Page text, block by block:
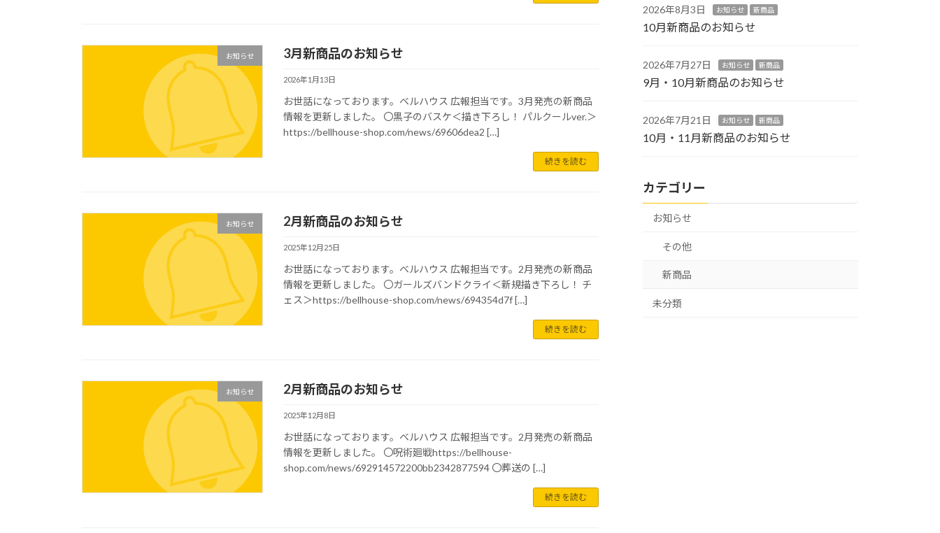
お知らせ 3月新商品のお知らせ
2026年1月13日
お世話になっております。ベルハウス 広報担当です。3月発売の新商品
情報を更新しました。 〇黒子のバスケ＜描き下ろし！ パルクールver.＞
https://bellhouse-shop.com/news/69606dea2 […]
続きを読む
お知らせ 2月新商品のお知らせ
2025年12月25日
お世話になっております。ベルハウス 広報担当です。2月発売の新商品
情報を更新しました。 〇ガールズバンドクライ＜新規描き下ろし！ チ
ェス＞https://bellhouse-shop.com/news/694354d7f […]
続きを読む
お知らせ 2月新商品のお知らせ
2025年12月8日
お世話になっております。ベルハウス 広報担当です。2月発売の新商品
情報を更新しました。 〇呪術廻戦https://bellhouse-
shop.com/news/692914572200bb2342877594 〇葬送の […]
続きを読む
2026年8月3日 お知らせ 新商品
10月新商品のお知らせ
2026年7月27日 お知らせ 新商品
9月・10月新商品のお知らせ
2026年7月21日 お知らせ 新商品
10月・11月新商品のお知らせ
カテゴリー
お知らせ
その他
新商品
未分類